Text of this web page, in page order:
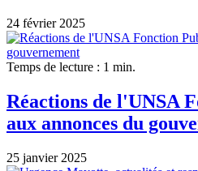
24 février 2025
Temps de lecture : 1 min.
Réactions de l'UNSA
aux annonces du
25 janvier 2025